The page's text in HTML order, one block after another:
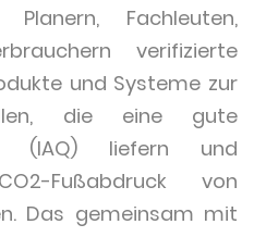
Fachleuten,
verifizierte
und Systeme zur
die eine gute
(IAQ) liefern und
Fußabdruck von
Das gemeinsam mit